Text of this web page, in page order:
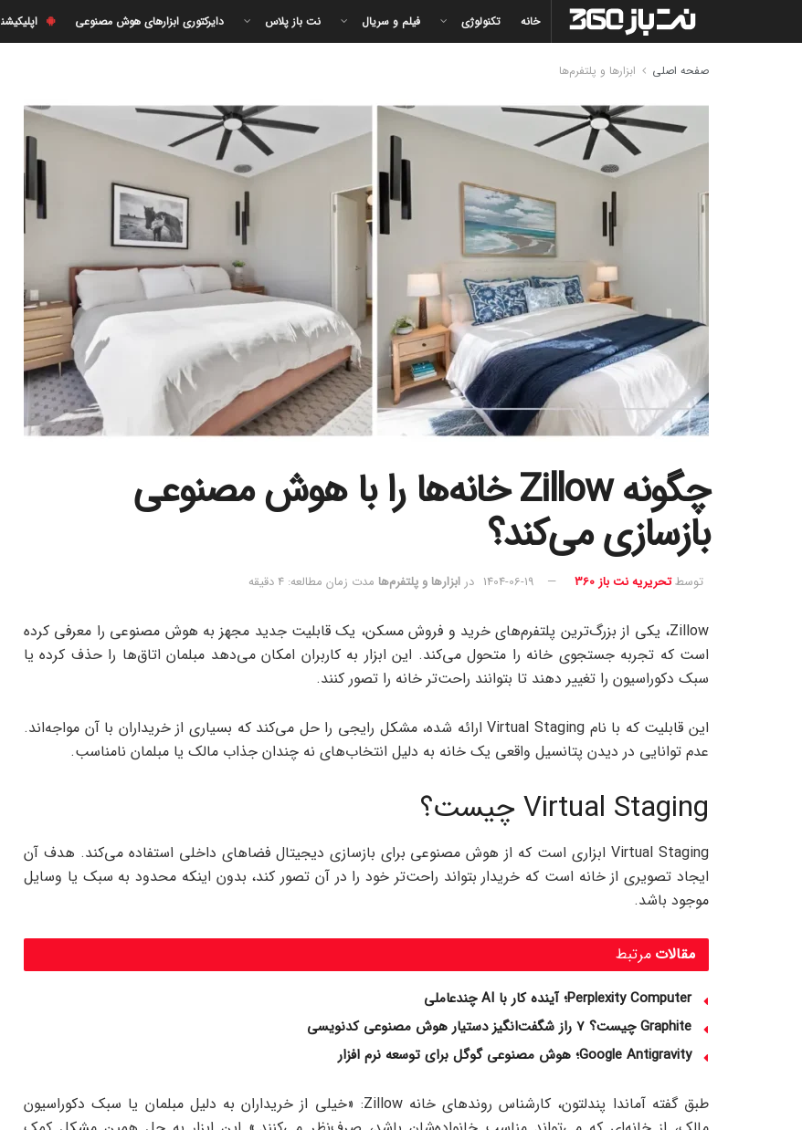
خانه تکنولوژی فیلم و سریال نت باز پلاس دایرکتوری ابزارهای هوش مصنوعی اپلیکیشن
صفحه اصلی ابزارها و پلتفرم‌ها
چگونه Zillow خانه‌ها را با هوش مصنوعی
بازسازی می‌کند؟
توسطتحریریه نت باز 360 1404-06-19 در ابزارها و پلتفرم‌ها مدت زمان مطالعه: 4 دقیقه
Zillow، یکی از بزرگ‌ترین پلتفرم‌های خرید و فروش مسکن، یک قابلیت جدید مجهز به هوش مصنوعی را معرفی کرده
است که تجربه جستجوی خانه را متحول می‌کند. این ابزار به کاربران امکان می‌دهد مبلمان اتاق‌ها را حذف کرده یا
سبک دکوراسیون را تغییر دهند تا بتوانند راحت‌تر خانه را تصور کنند.
این قابلیت که با نام Virtual Staging ارائه شده، مشکل رایجی را حل می‌کند که بسیاری از خریداران با آن مواجه‌اند.
عدم توانایی در دیدن پتانسیل واقعی یک خانه به دلیل انتخاب‌های نه چندان جذاب مالک یا مبلمان نامناسب.
Virtual Staging چیست؟
Virtual Staging ابزاری است که از هوش مصنوعی برای بازسازی دیجیتال فضاهای داخلی استفاده می‌کند. هدف آن
ایجاد تصویری از خانه است که خریدار بتواند راحت‌تر خود را در آن تصور کند، بدون اینکه محدود به سبک یا وسایل
موجود باشد.
مرتبط مقالات
Perplexity Computer؛ آینده کار با AI چندعاملی
Graphite چیست؟ 7 راز شگفت‌انگیز دستیار هوش مصنوعی کدنویسی
Google Antigravity؛ هوش مصنوعی گوگل برای توسعه نرم‌ افزار
طبق گفته آماندا پندلتون، کارشناس روندهای خانه Zillow: «خیلی از خریداران به دلیل مبلمان یا سبک دکوراسیون